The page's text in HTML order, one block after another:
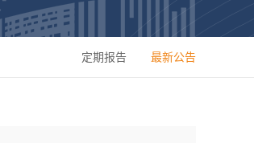
定期报告 最新公告